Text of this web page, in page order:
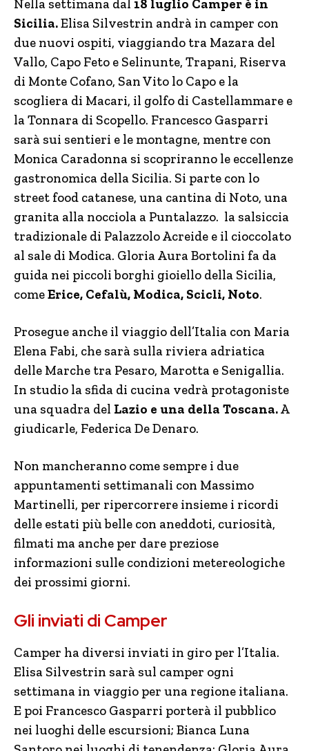
Nella settimana dal 18 luglio Camper è in
Sicilia.Elisa Silvestrin andrà in camper con
due nuovi ospiti, viaggiando tra Mazara del
Vallo, Capo Feto e Selinunte, Trapani, Riserva
di Monte Cofano, San Vito lo Capo e la
scogliera di Macari, il golfo di Castellammare e
la Tonnara di Scopello. Francesco Gasparri
sarà sui sentieri e le montagne, mentre con
Monica Caradonna si scopriranno le eccellenze
gastronomica della Sicilia. Si parte con lo
street food catanese, una cantina di Noto, una
granita alla nocciola a Puntalazzo. la salsiccia
tradizionale di Palazzolo Acreide e il cioccolato
al sale di Modica. Gloria Aura Bortolini fa da
guida nei piccoli borghi gioiello della Sicilia,
comeErice, Cefalù, Modica, Scicli, Noto.
Prosegue anche il viaggio dell’Italia con Maria
Elena Fabi, che sarà sulla riviera adriatica
delle Marche tra Pesaro, Marotta e Senigallia.
In studio la sfida di cucina vedrà protagoniste
una squadra del Lazio e una della Toscana.A
giudicarle, Federica De Denaro.
Non mancheranno come sempre i due
appuntamenti settimanali con Massimo
Martinelli, per ripercorrere insieme i ricordi
delle estati più belle con aneddoti, curiosità,
filmati ma anche per dare preziose
informazioni sulle condizioni metereologiche
dei prossimi giorni.
Gli inviati di Camper
Camper ha diversi inviati in giro per l’Italia.
Elisa Silvestrin sarà sul camper ogni
settimana in viaggio per una regione italiana.
E poi Francesco Gasparri porterà il pubblico
nei luoghi delle escursioni; Bianca Luna